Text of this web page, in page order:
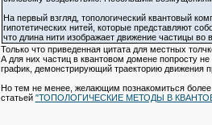
На первый взгляд, топологический квантовый
гипотетических нитей, которые представляют
что длина нити изображает движение частицы
Только что приведенная цитата для местных
А для них частиц в квантовом домене попросту
график, демонстрирующий траекторию движения
Но тем не менее, желающим познакомиться более
статьей "ТОПОЛОГИЧЕСКИЕ МЕТОДЫ В